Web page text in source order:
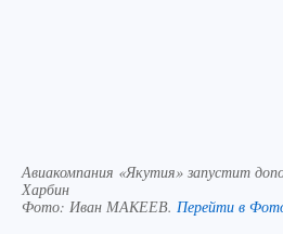
Авиакомпания «Якутия» запустит
Харбин
Фото: Иван МАКЕЕВ. Перейти в